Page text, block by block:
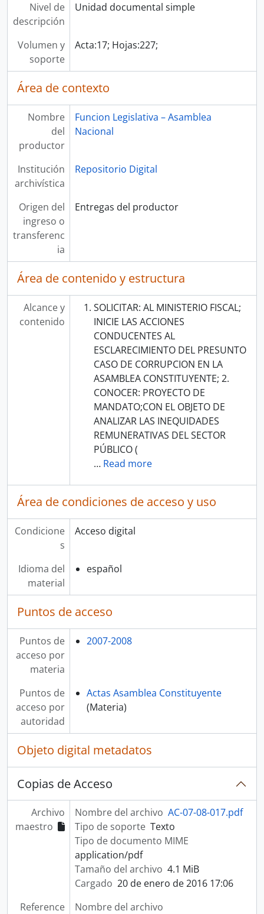
Nivel de
descripción
Unidad documental simple
Volumen y
soporte
Acta:17; Hojas:227;
Área de contexto
Nombre
del
productor
Funcion Legislativa – Asamblea
Nacional
Institución
archivística
Repositorio Digital
Origen del
ingreso o
transferenc
ia
Entregas del productor
Área de contenido y estructura
Alcance y
contenido
SOLICITAR: AL MINISTERIO FISCAL;
INICIE LAS ACCIONES
CONDUCENTES AL
ESCLARECIMIENTO DEL PRESUNTO
CASO DE CORRUPCION EN LA
ASAMBLEA CONSTITUYENTE; 2.
CONOCER: PROYECTO DE
MANDATO;CON EL OBJETO DE
ANALIZAR LAS INEQUIDADES
REMUNERATIVAS DEL SECTOR
PÚBLICO (
… Read more
Área de condiciones de acceso y uso
Condicione
s
Acceso digital
Idioma del
material
español
Puntos de acceso
Puntos de
acceso por
materia
2007-2008
Puntos de
acceso por
autoridad
Actas Asamblea Constituyente
(Materia)
Objeto digital metadatos
Copias de Acceso
Archivo
maestro
Nombre del archivo AC-07-08-017.pdf
Tipo de soporte Texto
Tipo de documento MIME
application/pdf
Tamaño del archivo 4.1 MiB
Cargado 20 de enero de 2016 17:06
Reference
Nombre del archivo